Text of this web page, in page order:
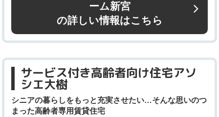
ーム新宮
の詳しい情報はこちら
サービス付き高齢者向け住宅アソ
シエ大樹
シニアの暮らしをもっと充実させたい…そんな思いのつ
まった高齢者専用賃貸住宅